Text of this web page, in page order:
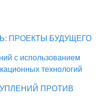
ПРОЕКТЫ БУДУЩЕГО
с использованием
технологий
ПРОТИВ